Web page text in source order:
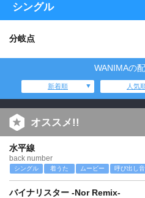
シングル
分岐点
WANIMAの
新着順 人気
オススメ!!
水平線
back number
シングル 着うた ムービー 呼び出し音
バイナリスター -Nor Remix-